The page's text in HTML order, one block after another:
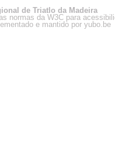
de Triatlo da Madeira
normas da W3C para
e mantido por yubo.be